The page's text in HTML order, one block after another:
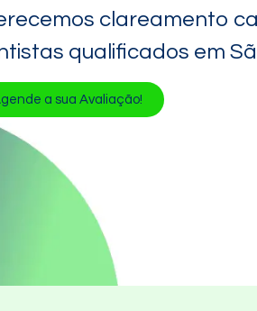
clareamento
qualificados em
a sua Avaliação!